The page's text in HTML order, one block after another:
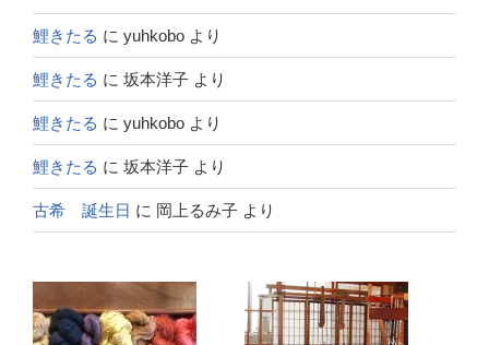
鯉きたる に yuhkobo より
鯉きたる に 坂本洋子 より
鯉きたる に yuhkobo より
鯉きたる に 坂本洋子 より
古希 誕生日 に 岡上るみ子 より